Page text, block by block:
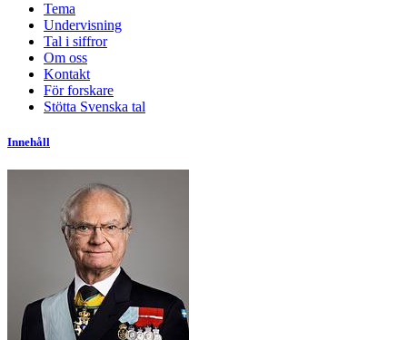
Tema
Undervisning
Tal i siffror
Om oss
Kontakt
För forskare
Stötta Svenska tal
Innehåll